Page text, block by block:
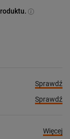
Sprawdź
Sprawdź
Więcej